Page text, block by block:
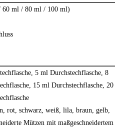
60 ml / 80 ml / 100 ml)
5 ml Durchstechflasche, 8
15 ml Durchstechflasche, 20
rot, schwarz, weiß, lila, braun, gelb,
Mützen mit maßgeschneidertem